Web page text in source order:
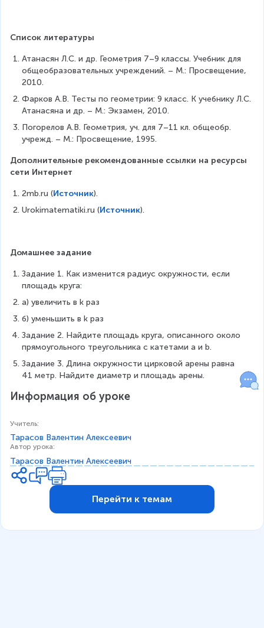
o
0
ci
c
=
t
\
R
\
d
R
Список литературы
Атанасян Л.С. и др. Геометрия 7–9 классы. Учебник для
общеобразовательных учреждений. – М.: Просвещение,
2010.
Фарков А.В. Тесты по геометрии: 9 класс. К учебнику Л.С.
Атанасяна и др. – М.: Экзамен, 2010.
Погорелов А.В. Геометрия, уч. для 7–11 кл. общеобр.
учрежд. – М.: Просвещение, 1995.
Дополнительные рекомендованные ссылки на ресурсы
сети Интернет
2mb.ru (Источник).
Urokimatematiki.ru (Источник).
Домашнее задание
Задание 1. Как изменится радиус окружности, если
площадь круга:
а) увеличить в k раз
б) уменьшить в k раз
Задание 2. Найдите площадь круга, описанного около
прямоугольного треугольника с катетами a и b.
Задание 3. Длина окружности цирковой арены равна
41 метр. Найдите диаметр и площадь арены.
Информация об уроке
Учитель:
Тарасов Валентин Алексеевич
Автор урока:
Тарасов Валентин Алексеевич
Перейти к темам